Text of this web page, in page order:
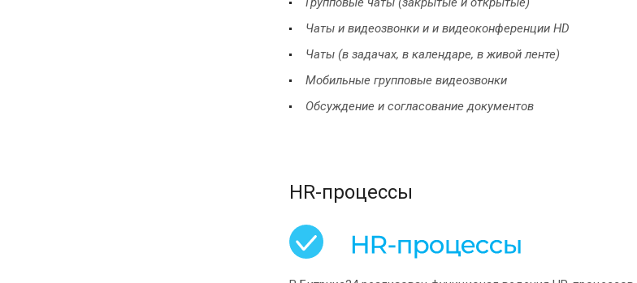
Чаты и видеозвонки и и видеоконференции HD
Чаты (в задачах, в календаре, в живой ленте)
Мобильные групповые видеозвонки
Обсуждение и согласование документов
HR-процессы